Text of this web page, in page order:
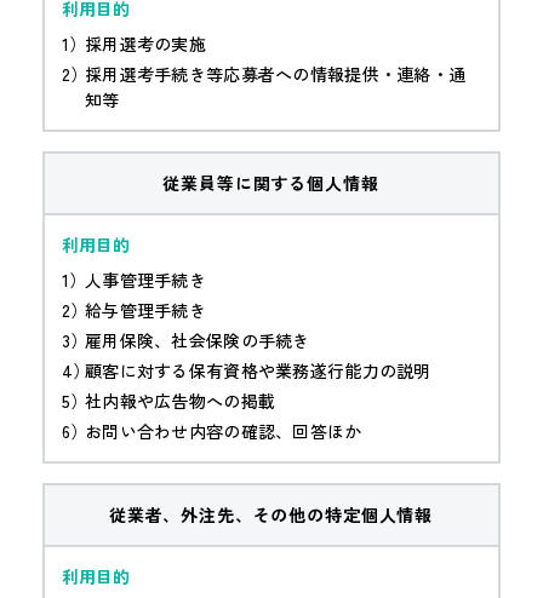
採用選考の実施
採用選考手続き等応募者への情報提供・連絡・通
知等
従業員等に関する個人情報
人事管理手続き
給与管理手続き
雇用保険、社会保険の手続き
顧客に対する保有資格や業務遂行能力の説明
社内報や広告物への掲載
お問い合わせ内容の確認、回答ほか
従業者、外注先、その他の特定個人情報